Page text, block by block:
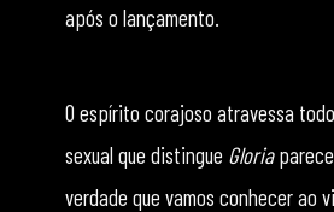
após o lançamento.
O espírito corajoso atravessa
sexual que distingue Gloriaparece
verdade que vamos conhecer ao